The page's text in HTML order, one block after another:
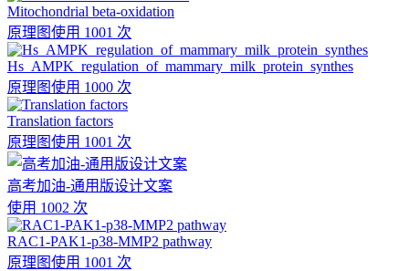
Mitochondrial beta-oxidation
原理图使用 1001 次
Hs_AMPK_regulation_of_mammary_milk_protein_synthes
原理图使用 1000 次
Translation factors
原理图使用 1001 次
高考加油-通用版设计文案
使用 1002 次
RAC1-PAK1-p38-MMP2 pathway
原理图使用 1001 次